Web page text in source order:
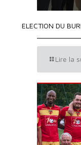
ELECTION DU
Lire la